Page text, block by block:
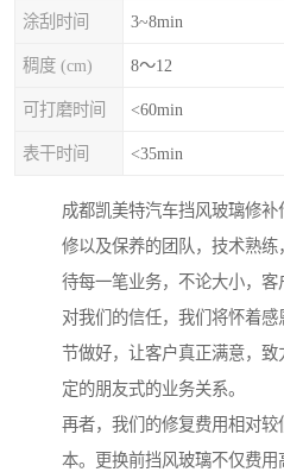
涂刮时间 3~8min
稠度 (cm) 8～12
可打磨时间 <60min
表干时间 <35min
成都凯美特汽车挡风玻璃修
修以及保养的团队，技术熟
待每一笔业务，不论大小，
对我们的信任，我们将怀着
节做好，让客户真正满意，
定的朋友式的业务关系。
再者，我们的修复费用相对
本。更换前挡风玻璃不仅费